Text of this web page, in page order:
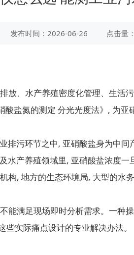
发布时间：2026-06-26 点击量
放、水产养殖密度化管理、生活
盐氮的测定 分光光度法》, 为
污环节之中, 亚硝酸盐身为中
水产养殖领域里, 亚硝酸盐浓度
构, 地方的生态环境局, 大型的
能满足现场即时分析需求。一种
实际痛点设计的专业解决办法。